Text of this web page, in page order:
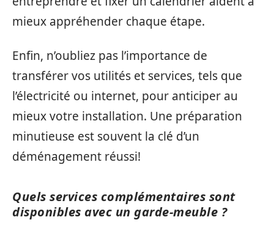
mieux appréhender chaque étape.
Enfin, n’oubliez pas l’importance de
transférer vos utilités et services, tels que
l’électricité ou internet, pour anticiper au
mieux votre installation. Une préparation
minutieuse est souvent la clé d’un
déménagement réussi!
Quels services complémentaires sont
disponibles avec un garde-meuble ?